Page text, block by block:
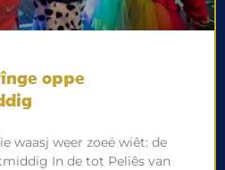
oppe
waasj weer zoeë wiêt: de
In de tot Peliês van